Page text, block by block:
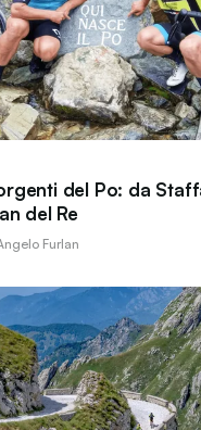
del Po: da
del Re
Furlan